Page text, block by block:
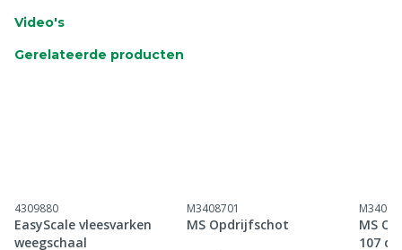
Video's
Gerelateerde producten
4309880
EasyScale vleesvarken
weegschaal
M3408701
MS Opdrijfschot
MS
107 cm